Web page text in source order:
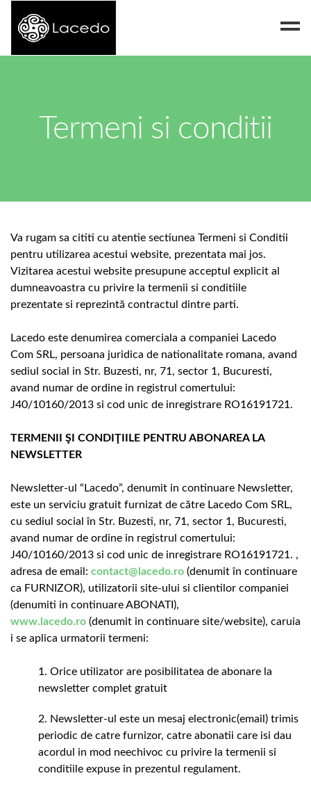
BlogTermeni si conditii
Va rugam sa cititi cu atentie sectiunea Termeni si Conditii
pentru utilizarea acestui website, prezentata mai jos.
Vizitarea acestui website presupune acceptul explicit al
dumneavoastra cu privire la termenii si conditiile
prezentate si reprezintă contractul dintre parti.
Lacedo este denumirea comerciala a companiei Lacedo
Com SRL, persoana juridica de nationalitate romana, avand
sediul social in Str. Buzesti, nr, 71, sector 1, Bucuresti,
avand numar de ordine in registrul comertului:
J40/10160/2013 si cod unic de inregistrare RO16191721.
TERMENII ŞI CONDIŢIILE PENTRU ABONAREA LA
NEWSLETTER
Newsletter-ul “Lacedo”, denumit in continuare Newsletter,
este un serviciu gratuit furnizat de către Lacedo Com SRL,
cu sediul social în Str. Buzesti, nr, 71, sector 1, Bucuresti,
avand numar de ordine in registrul comertului:
J40/10160/2013 si cod unic de inregistrare RO16191721. ,
adresa de email: contact@lacedo.ro (denumit în continuare
ca FURNIZOR), utilizatorii site-ului si clientilor companiei
(denumiti in continuare ABONATI),
www.lacedo.ro (denumit in continuare site/website), caruia
i se aplica urmatorii termeni:
Orice utilizator are posibilitatea de abonare la
newsletter complet gratuit
Newsletter-ul este un mesaj electronic(email) trimis
periodic de catre furnizor, catre abonatii care isi dau
acordul in mod neechivoc cu privire la termenii si
conditiile expuse in prezentul regulament.